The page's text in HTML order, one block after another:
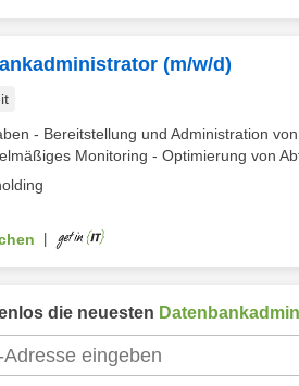
(m/w/d)
- Bereitstellung und Administration
Monitoring - Optimierung von
die neuesten